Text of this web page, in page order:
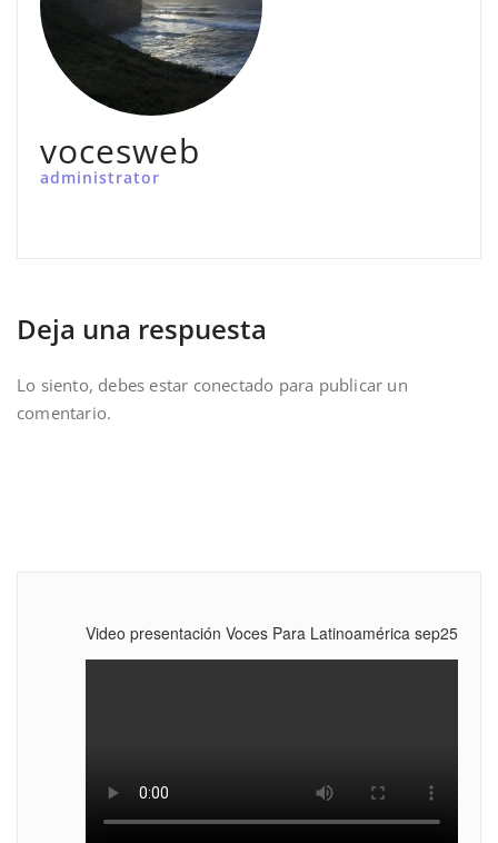
vocesweb
administrator
Deja una respuesta
Lo siento, debes estar conectado para publicar un
comentario.
Video presentación Voces Para Latinoamérica sep25